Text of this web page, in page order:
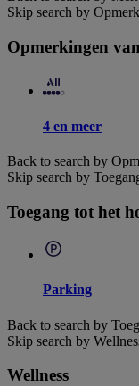
Skip search by
Opmerkingen
4 en meer
Back to search by
Skip search by
Toegang tot het
Parking
Back to search by
Skip search by
Wellness